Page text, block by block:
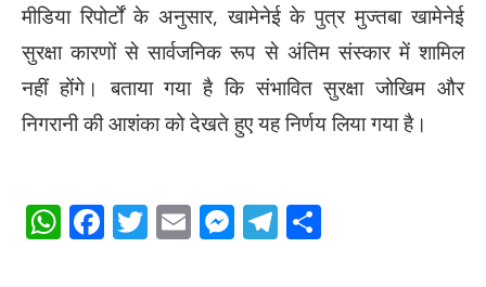
मीडिया रिपोर्टों के अनुसार, खामेनेई के पुत्र मुज्तबा खामेनेई
सुरक्षा कारणों से सार्वजनिक रूप से अंतिम संस्कार में शामिल
नहीं होंगे। बताया गया है कि संभावित सुरक्षा जोखिम और
निगरानी की आशंका को देखते हुए यह निर्णय लिया गया है।
WhatsApp
Facebook
Twitter
EmailMessenger
Telegram